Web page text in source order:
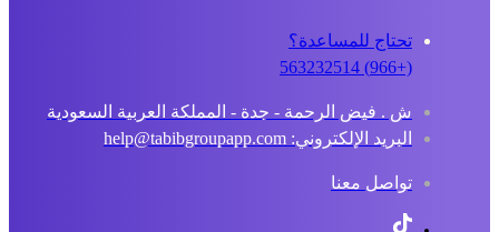
تحتاج للمساعدة؟
ش . فيض الرحمة - جدة - المملكة العربية السعودية
البريد الإلكتروني: help@tabibgroupapp.com
تواصل معنا